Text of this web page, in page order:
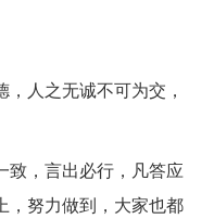
人之无诚不可为交，
致，言出必行，凡答应
，努力做到，大家也都